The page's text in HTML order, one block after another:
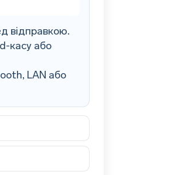
відправкою.
касу або
LAN або